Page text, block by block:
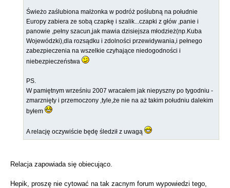
Świeżo zaślubiona małżonka w podróż poślubną na południe
Europy zabiera ze sobą czapkę i szalik...czapki z głów ,panie i
panowie ,pełny szacun,jak mawia dzisiejsza młodzież(np.Kuba
Wojewódzki),dla rozsądku i zdolności przewidywania,i pełnego
zabezpieczenia na wszelkie czyhające niedogodności i
niebezpieczeństwa
PS.
W pamiętnym wrześniu 2007 wracałem jak niepyszny po tygodniu -
zmarznięty i przemoczony ,tyle,że nie na aż takim południu dalekim
byłem
A relację oczywiście będę śledził z uwagą
Relacja zapowiada się obiecująco.
Hepik, proszę nie cytować na tak zacnym forum wypowiedzi tego,